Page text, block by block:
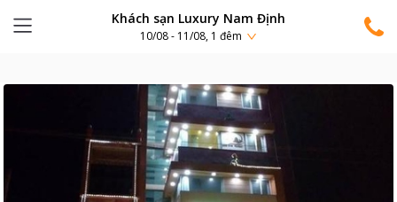
Khách sạn Luxury Nam Định
10/08 - 11/08, 1 đêm